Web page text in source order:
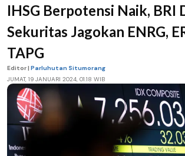
IHSG Berpotensi Naik, BRI
Sekuritas Jagokan ENRG,
TAPG
Editor | Parluhutan Situmorang
JUMAT, 19 JANUARI 2024, 01.18 WIB